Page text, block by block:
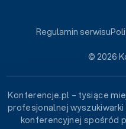
© 2026
Regulamin serwisu
Konferencje.pl – tysiące
profesjonalnej
konferencyjnej spośród